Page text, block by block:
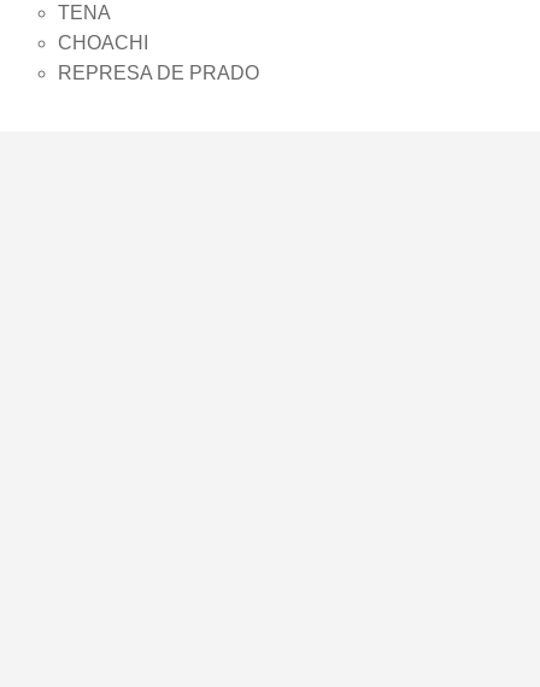
TENA
CHOACHI
REPRESA DE PRADO